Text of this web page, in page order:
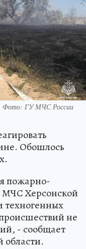
Фото: ГУ МЧС России
Обошлось
пожарно-
МЧС Херсонской
техногенных
не
- сообщает